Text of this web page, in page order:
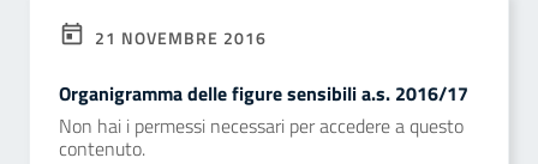
21 NOVEMBRE 2016
Organigramma delle figure sensibili a.s. 2016/17
Non hai i permessi necessari per accedere a questo
contenuto.